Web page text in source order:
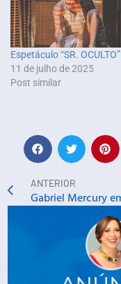
ANTERIOR
Espetáculo “SR. OCULTO”
11 de julho de 2025
Post similar